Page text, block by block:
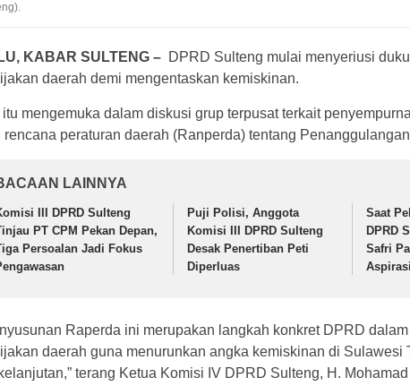
KABAR SULTENG –
DPRD Sulteng mulai menyeriusi
daerah demi mengentaskan kemiskinan.
itu mengemuka dalam diskusi grup terpusat terkait
rencana peraturan daerah (Ranperda) tentang
LAINNYA
III DPRD Sulteng
PT CPM Pekan Depan,
Persoalan Jadi Fokus
Puji Polisi, Anggota
Komisi III DPRD Sulteng
Desak Penertiban Peti
Diperluas
Saat
DPRD
Safri
Raperda ini merupakan langkah konkret DPRD
daerah guna menurunkan angka kemiskinan di Sulawesi
terang Ketua Komisi IV DPRD Sulteng, H.